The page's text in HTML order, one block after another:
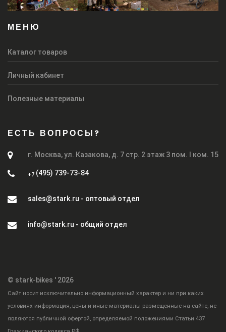
МЕНЮ
Каталог товаров
Личный кабинет
Полезные материалы
ЕСТЬ ВОПРОСЫ?
г. Москва, ул. Казакова, д. 7 стр. 2 этаж 3 пом. I ком. 15
+7 (495) 739-73-84
sales@stark.ru - оптовый отдел
info@stark.ru - общий отдел
© stark-bikes ' 2026
Cайт носит исключительно информационный характер и ни при каких
условиях информация, цены и иные материалы размещенные на сайте, не
являются публичной офертой, определяемой положениями Статьи 437